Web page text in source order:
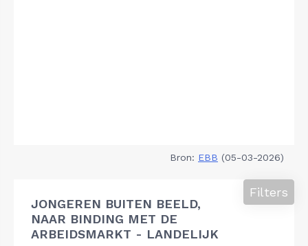
Bron: EBB (05-03-2026)
JONGEREN BUITEN BEELD,
NAAR BINDING MET DE
ARBEIDSMARKT - LANDELIJK
Filters